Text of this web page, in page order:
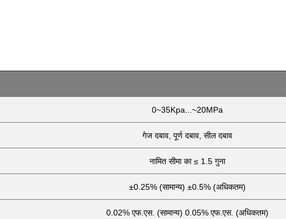
0~35Kpa...~20MPa
गेज दबाव, पूर्ण दबाव, सील दबाव
नामित सीमा का ≤ 1.5 गुना
±0.25% (सामान्य) ±0.5% (अधिकतम)
0.02% एफ.एस. (सामान्य) 0.05% एफ.एस. (अधिकतम)